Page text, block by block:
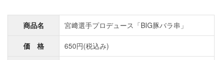
商品名 宮﨑選手プロデュース「BIG豚バラ串」
価 格 650円(税込み)